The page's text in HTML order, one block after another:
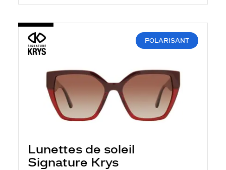
POLARISANT
Lunettes de soleil
Signature Krys